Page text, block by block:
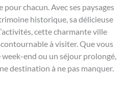
chacun. Avec ses paysages
historique, sa délicieuse
cette charmante ville
à visiter. Que vous
week-end ou un séjour prolongé,
destination à ne pas manquer.